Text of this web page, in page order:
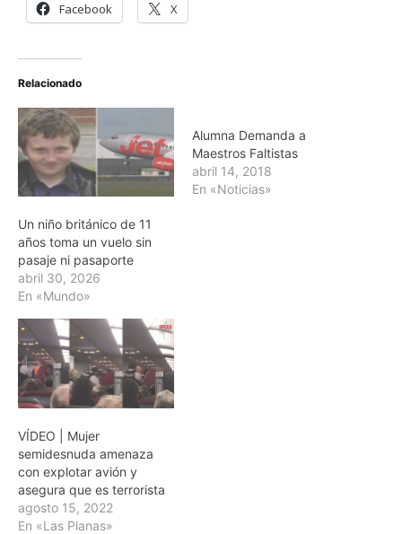
Facebook X
Relacionado
Un niño británico de 11
años toma un vuelo sin
pasaje ni pasaporte
abril 30, 2026
En «Mundo»
Alumna Demanda a
Maestros Faltistas
abril 14, 2018
En «Noticias»
VÍDEO | Mujer
semidesnuda amenaza
con explotar avión y
asegura que es terrorista
agosto 15, 2022
En «Las Planas»